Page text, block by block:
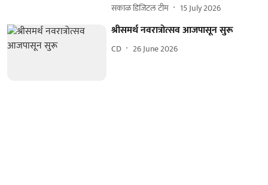
सकाळ डिजिटल टीम 15 July 2026
श्रीसमर्थ नवरात्रोत्सव आजपासून सुरू
CD 26 June 2026